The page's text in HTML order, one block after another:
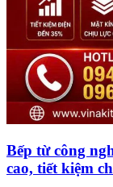
Bếp từ công
cao, tiết kiệm